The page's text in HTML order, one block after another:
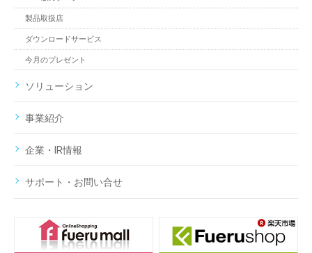
製品取扱店
ダウンロードサービス
今月のプレゼント
ソリューション
事業紹介
企業・IR情報
サポート・お問い合せ